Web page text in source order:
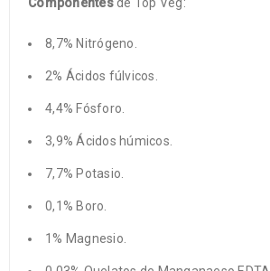
8,7% Nitrógeno.
2% Ácidos fúlvicos.
4,4% Fósforo.
3,9% Ácidos húmicos.
7,7% Potasio.
0,1% Boro.
1% Magnesio.